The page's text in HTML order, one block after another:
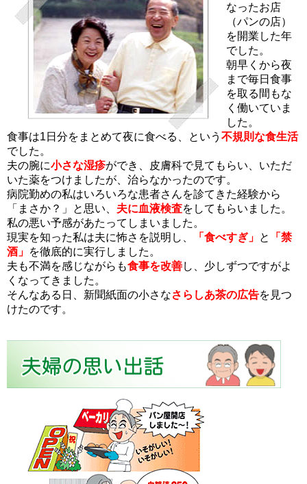
なったお店
（パンの店）
を開業した年
でした。
朝早くから夜
まで毎日食事
を取る間もな
く働いていま
した。
食事は1日分をまとめて夜に食べる、という 不規則な食生活
でした。
夫の腕に小さな湿疹ができ、皮膚科で見てもらい、いただ
いた薬をつけましたが、治らなかったのです。
病院勤めの私はいろいろな患者さんを診てきた経験から
「まさか？」と思い、 夫に血液検査をしてもらいました。
私の悪い予感があたってしまいました。
現実を知った私は夫に怖さを説明し、
「食べすぎ」 と
「禁
酒」 を徹底的に実行しました。
夫も不満を感じながらも食事を改善し、少しずつですがよ
くなってきました。
そんなある日、新聞紙面の小さなさらしあ茶の広告を見つ
けたのです。